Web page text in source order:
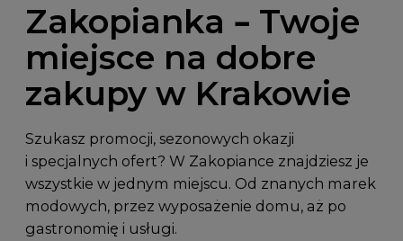
Zakopianka – Twoje
miejsce na dobre
zakupy w Krakowie
Szukasz promocji, sezonowych okazji
i specjalnych ofert? W Zakopiance znajdziesz je
wszystkie w jednym miejscu. Od znanych marek
modowych, przez wyposażenie domu, aż po
gastronomię i usługi.